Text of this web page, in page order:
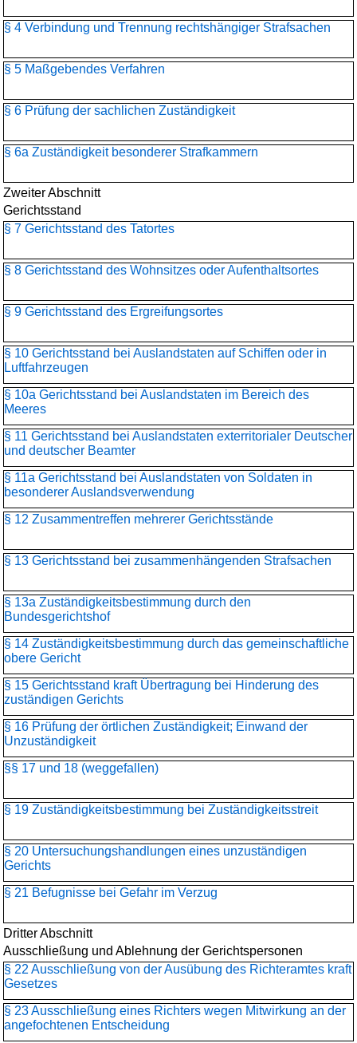
§ 4 Verbindung und Trennung rechtshängiger Strafsachen
§ 5 Maßgebendes Verfahren
§ 6 Prüfung der sachlichen Zuständigkeit
§ 6a Zuständigkeit besonderer Strafkammern
Zweiter Abschnitt
Gerichtsstand
§ 7 Gerichtsstand des Tatortes
§ 8 Gerichtsstand des Wohnsitzes oder Aufenthaltsortes
§ 9 Gerichtsstand des Ergreifungsortes
§ 10 Gerichtsstand bei Auslandstaten auf Schiffen oder in
Luftfahrzeugen
§ 10a Gerichtsstand bei Auslandstaten im Bereich des
Meeres
§ 11 Gerichtsstand bei Auslandstaten exterritorialer Deutscher
und deutscher Beamter
§ 11a Gerichtsstand bei Auslandstaten von Soldaten in
besonderer Auslandsverwendung
§ 12 Zusammentreffen mehrerer Gerichtsstände
§ 13 Gerichtsstand bei zusammenhängenden Strafsachen
§ 13a Zuständigkeitsbestimmung durch den
Bundesgerichtshof
§ 14 Zuständigkeitsbestimmung durch das gemeinschaftliche
obere Gericht
§ 15 Gerichtsstand kraft Übertragung bei Hinderung des
zuständigen Gerichts
§ 16 Prüfung der örtlichen Zuständigkeit; Einwand der
Unzuständigkeit
§§ 17 und 18 (weggefallen)
§ 19 Zuständigkeitsbestimmung bei Zuständigkeitsstreit
§ 20 Untersuchungshandlungen eines unzuständigen
Gerichts
§ 21 Befugnisse bei Gefahr im Verzug
Dritter Abschnitt
Ausschließung und Ablehnung der Gerichtspersonen
§ 22 Ausschließung von der Ausübung des Richteramtes kraft
Gesetzes
§ 23 Ausschließung eines Richters wegen Mitwirkung an der
angefochtenen Entscheidung